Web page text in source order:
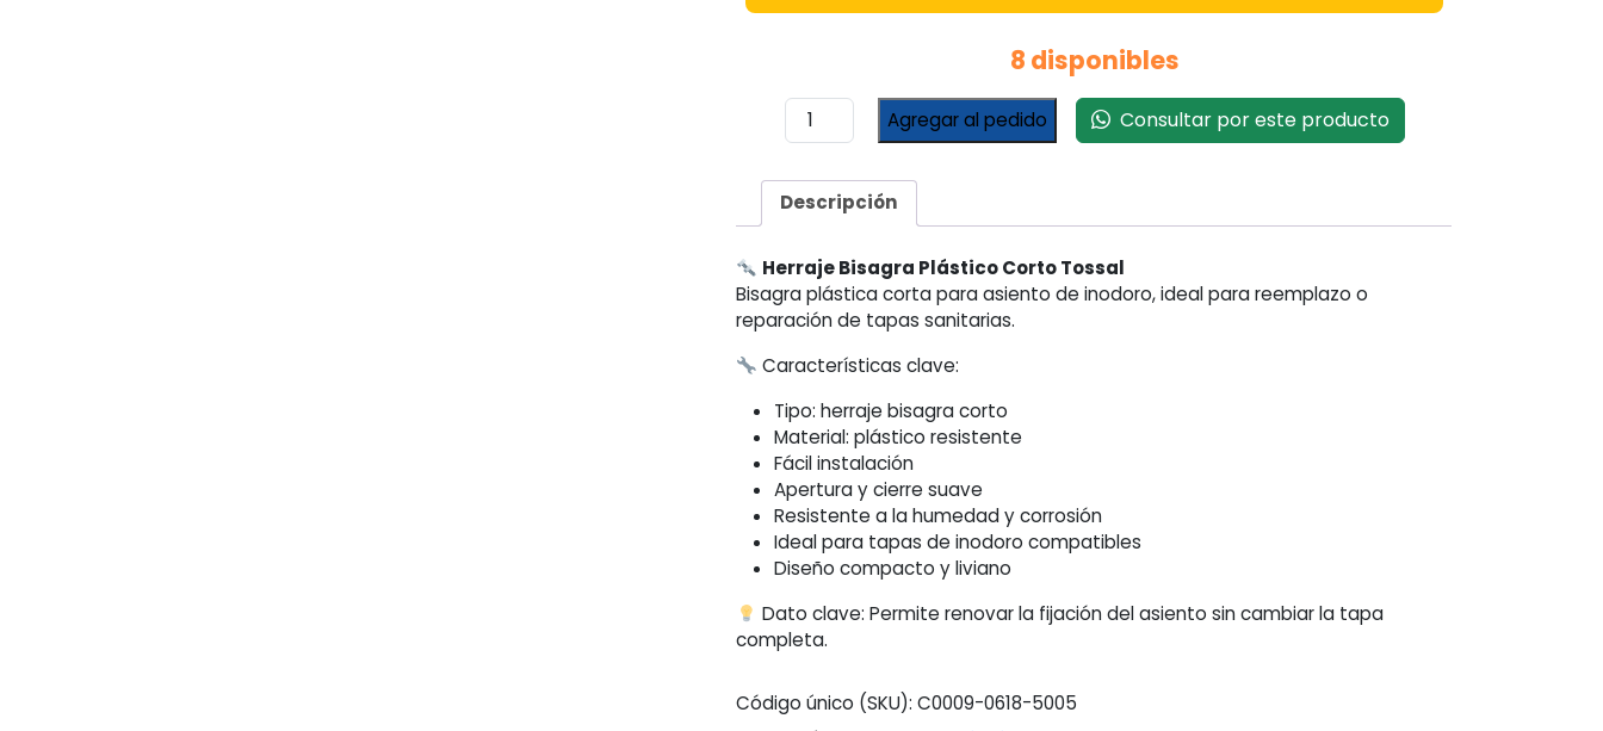
8 disponibles
Herraje
Bisagra
Corto
Tossal
Agregar al pedido Consultar por este producto
Descripción
Herraje Bisagra Plástico Corto Tossal
Bisagra plástica corta para asiento de inodoro, ideal para reemplazo o
reparación de tapas sanitarias.
Características clave:
Tipo: herraje bisagra corto
Material: plástico resistente
Fácil instalación
Apertura y cierre suave
Resistente a la humedad y corrosión
Ideal para tapas de inodoro compatibles
Diseño compacto y liviano
Dato clave: Permite renovar la fijación del asiento sin cambiar la tapa
completa.
Código único (SKU):C0009-0618-5005